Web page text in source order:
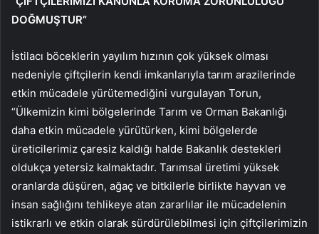
DOĞMUŞTUR”
İstilacı böceklerin yayılım hızının çok yüksek olması
nedeniyle çiftçilerin kendi imkanlarıyla tarım arazilerinde
etkin mücadele yürütemediğini vurgulayan Torun,
“Ülkemizin kimi bölgelerinde Tarım ve Orman Bakanlığı
daha etkin mücadele yürütürken, kimi bölgelerde
üreticilerimiz çaresiz kaldığı halde Bakanlık destekleri
oldukça yetersiz kalmaktadır. Tarımsal üretimi yüksek
oranlarda düşüren, ağaç ve bitkilerle birlikte hayvan ve
insan sağlığını tehlikeye atan zararlılar ile mücadelenin
istikrarlı ve etkin olarak sürdürülebilmesi için çiftçilerimizin